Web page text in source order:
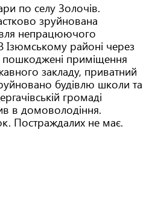
по селу Золочів.
зруйнована
непрацюючого
Ізюмському районі через
пошкоджені приміщення
закладу, приватний
будівлю школи та
громаді
в домоволодіння.
Постраждалих не має.